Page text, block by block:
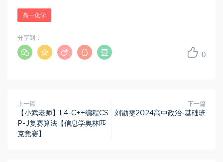
高一化学
0
分享到：
上一篇
【小武老师】L4-C++编程CS
P-J复赛算法【信息学奥林匹
克竞赛】
下一篇
刘勖雯2024高中政治-基础班